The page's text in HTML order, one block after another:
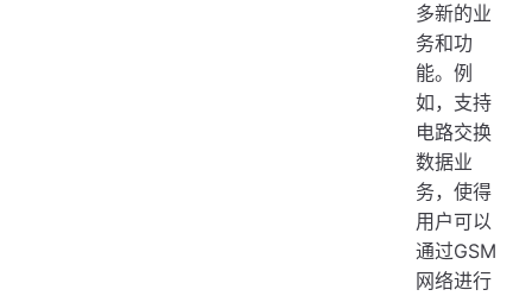
多新的业
务和功
能。例
如，支持
电路交换
数据业
务，使得
用户可以
通过GSM
网络进行